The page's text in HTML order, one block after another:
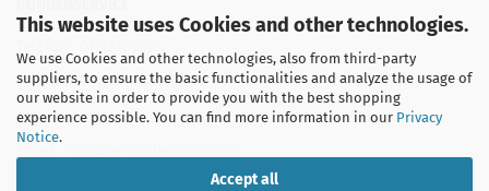
This website uses Cookies and other technologies.
We use Cookies and other technologies, also from third-party
suppliers, to ensure the basic functionalities and analyze the usage of
our website in order to provide you with the best shopping
experience possible. You can find more information in our Privacy
Notice.
Accept all
Telefon :09931 92 99 490